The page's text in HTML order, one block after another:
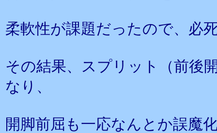
柔軟性が課題だったので、必
その結果、スプリット（前後
なり、
開脚前屈も一応なんとか誤魔